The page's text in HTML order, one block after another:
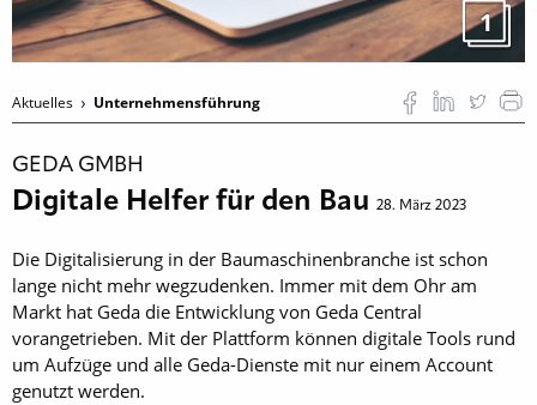
1
Aktuelles Unternehmensführung
GEDA GMBH
Digitale Helfer für den Bau 28. März 2023
Die Digitalisierung in der Baumaschinenbranche ist schon
lange nicht mehr wegzudenken. Immer mit dem Ohr am
Markt hat Geda die Entwicklung von Geda Central
vorangetrieben. Mit der Plattform können digitale Tools rund
um Aufzüge und alle Geda-Dienste mit nur einem Account
genutzt werden.